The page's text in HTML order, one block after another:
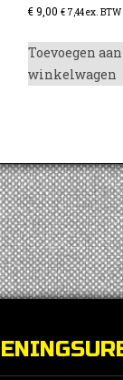
€9,00 € 7,44ex. BTW
Toevoegen aan
winkelwagen